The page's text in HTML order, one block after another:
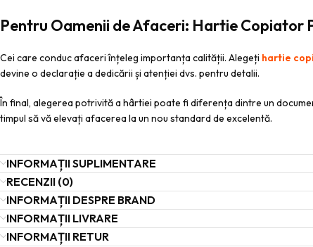
Pentru Oamenii de Afaceri: Hartie Copiator
Cei care conduc afaceri înțeleg importanța calității. Alegeți hartie
devine o declarație a dedicării și atenției dvs. pentru detalii.
În final, alegerea potrivită a hârtiei poate fi diferența dintre un
timpul să vă elevați afacerea la un nou standard de excelentă.
INFORMAȚII SUPLIMENTARE
RECENZII (0)
INFORMAȚII DESPRE BRAND
INFORMAȚII LIVRARE
INFORMAȚII RETUR